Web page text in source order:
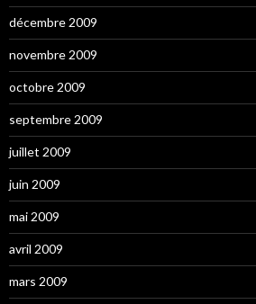
décembre 2009
novembre 2009
octobre 2009
septembre 2009
juillet 2009
juin 2009
mai 2009
avril 2009
mars 2009